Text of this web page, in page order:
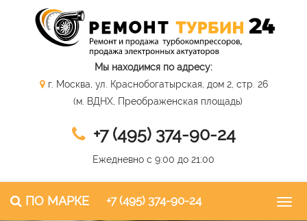
Мы находимся по адресу:
г. Москва, ул. Краснобогатырская, дом 2, стр. 26
(м. ВДНХ, Преображенская площадь)
+7 (495) 374-90-24
Ежедневно с 9:00 до 21:00
ПО МАРКЕ +7 (495) 374-90-24